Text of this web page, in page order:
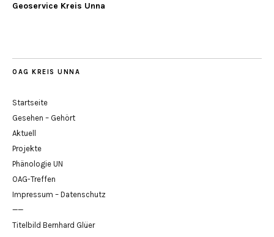
Geoservice Kreis Unna
OAG KREIS UNNA
Startseite
Gesehen – Gehört
Aktuell
Projekte
Phänologie UN
OAG-Treffen
Impressum – Datenschutz
——
Titelbild Bernhard Glüer